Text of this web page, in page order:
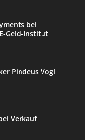
bei
Geld-Institut
Pindeus Vogl
Verkauf